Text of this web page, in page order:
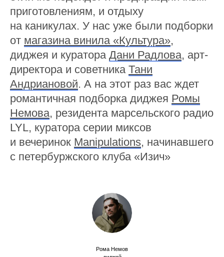
приготовлениям, и отдыху
на каникулах. У нас уже были подборки
от магазина винила «Культура»,
диджея и куратора Дани Радлова, арт-
директора и советника Тани
Андриановой. А на этот раз вас ждет
романтичная подборка диджея Ромы
Немова, резидента марсельского радио
LYL, куратора серии миксов
и вечеринок Manipulations, начинавшего
с петербуржского клуба «Изич»
Рома Немов